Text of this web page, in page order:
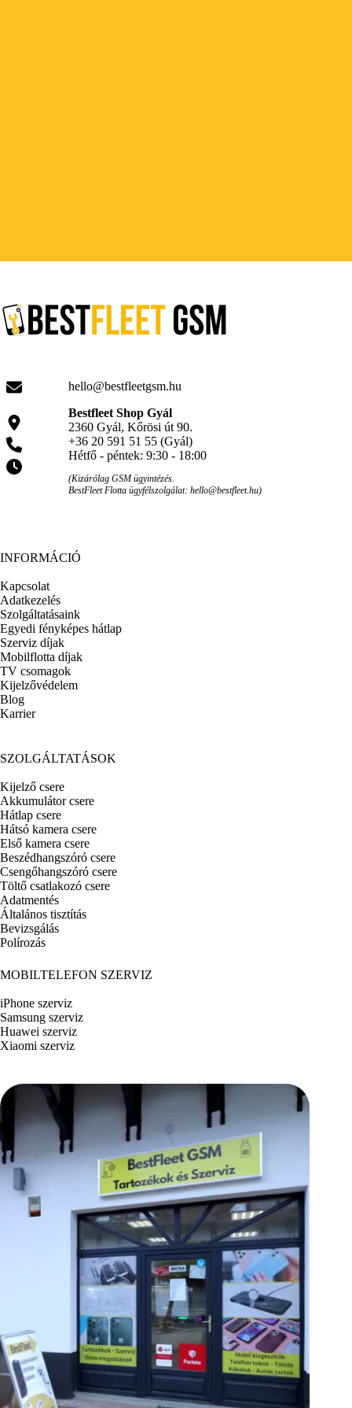
hello@bestfleetgsm.hu
Bestfleet Shop Gyál
2360 Gyál, Kőrösi út 90.
+36 20 591 51 55 (Gyál)
Hétfő - péntek: 9:30 - 18:00
(Kizárólag GSM ügyintézés.
BestFleet Flotta ügyfélszolgálat: hello@bestfleet.hu)
INFORMÁCIÓ
Kapcsolat
Adatkezelés
Szolgáltatásaink
Egyedi fényképes hátlap
Szerviz díjak
Mobilflotta díjak
TV csomagok
Kijelzővédelem
Blog
Karrier
SZOLGÁLTATÁSOK
Kijelző csere
Akkumulátor csere
Hátlap csere
Hátsó kamera csere
Első kamera csere
Beszédhangszóró csere
Csengőhangszóró csere
Töltő csatlakozó csere
Adatmentés
Általános tisztítás
Bevizsgálás
Polírozás
MOBILTELEFON SZERVIZ
iPhone szerviz
Samsung szerviz
Huawei szerviz
Xiaomi szerviz